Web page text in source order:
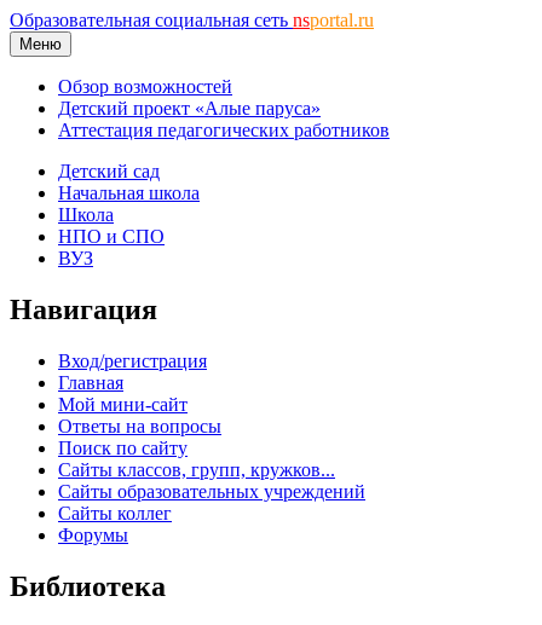
Образовательная социальная сеть nsportal.ru
Меню
Обзор возможностей
Детский проект «Алые паруса»
Аттестация педагогических работников
Детский сад
Начальная школа
Школа
НПО и СПО
ВУЗ
Навигация
Вход/регистрация
Главная
Мой мини-сайт
Ответы на вопросы
Поиск по сайту
Сайты классов, групп, кружков...
Сайты образовательных учреждений
Сайты коллег
Форумы
Библиотека